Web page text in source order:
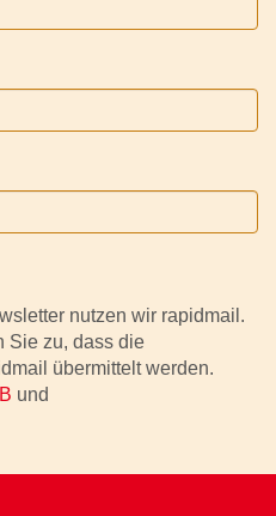
nutzen wir rapidmail.
Sie zu, dass die
übermittelt werden.
und